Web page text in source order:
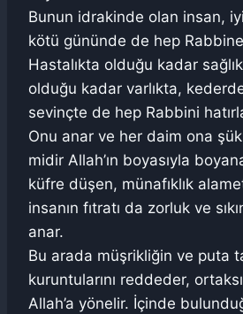
Bunun idrakinde olan insan,
kötü gününde de hep
Hastalıkta olduğu kadar
olduğu kadar varlıkta,
sevinçte de hep Rabbini
Onu anar ve her daim ona
midir Allah’ın boyasıyla
küfre düşen, münafıklık
insanın fıtratı da zorluk ve
anar.
Bu arada müşrikliğin ve puta
kuruntularını reddeder,
Allah’a yönelir. İçinde